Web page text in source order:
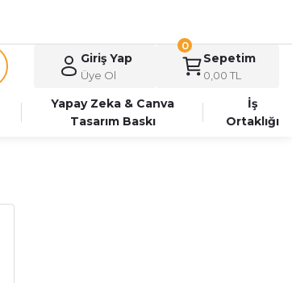
Giriş Yap
Üye Ol
Sepetim
0,00 TL
0
Yapay Zeka & Canva
Tasarım Baskı
İş
Ortaklığı